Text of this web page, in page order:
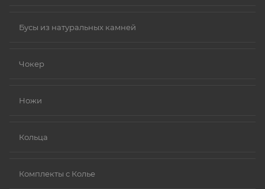
Бусы из натуральных камней
Чокер
Ножи
Кольца
Комплекты с Колье